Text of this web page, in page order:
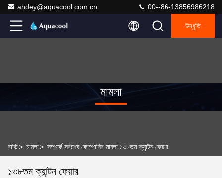
andey@aquacool.com.cn 00--86-13856986218
উদ্ধৃতি
মামলা
বাড়ি> মামলা> সম্পর্কে সর্বশেষ কোম্পানির মামলা ১৩৮তম ক্যান্টন ফেয়ার
১৩৮তম ক্যান্টন ফেয়ার